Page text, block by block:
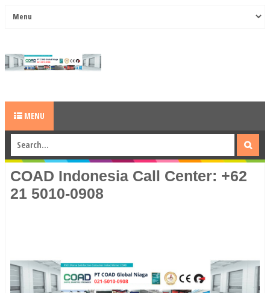
MENU
COAD Indonesia Call Center: +62
21 5010-0908